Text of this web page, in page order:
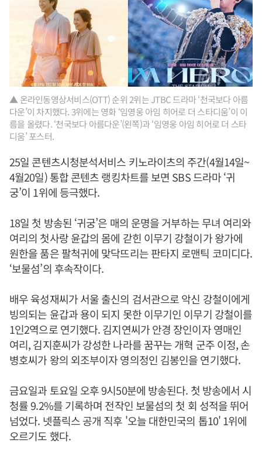
▲ 온라인동영상서비스(OTT) 순위 2위는 JTBC 드라마 ‘천국보다 아름
다운’이 차지했다. 3위에는 영화 ‘임영웅 아임 히어로 더 스타디움’이 이
름을 올렸다. ‘천국보다 아름다운’(왼쪽)과 ‘임영웅 아임 히어로 더 스타
디움’ 포스터.
25일 콘텐츠시청분석서비스 키노라이츠의 주간(4월14일~
4월20일) 통합 콘텐츠 랭킹차트를 보면 SBS 드라마 ‘귀
궁’이 1위에 등극했다.
18일 첫 방송된 ‘귀궁’은 매의 운명을 거부하는 무녀 여리와
여리의 첫사랑 윤갑의 몸에 갇힌 이무기 강철이가 왕가에
원한을 품은 팔척귀에 맞닥뜨리는 판타지 로맨틱 코미디다.
‘보물섬’의 후속작이다.
배우 육성재씨가 서울 출신의 검서관으로 악신 강철이에게
빙의되는 윤갑과 용이 되지 못한 이무기인 이무기 강철이를
1인2역으로 연기했다. 김지연씨가 안경 장인이자 영매인
여리, 김지훈씨가 강성한 나라를 꿈꾸는 개혁 군주 이정, 손
병호씨가 왕의 외조부이자 영의정인 김봉인을 연기했다.
금요일과 토요일 오후 9시50분에 방송된다. 첫 방송에서 시
청률 9.2%를 기록하며 전작인 보물섬의 첫 회 성적을 뛰어
넘었다. 넷플릭스 공개 직후 '오늘 대한민국의 톱10' 1위에
오르기도 했다.